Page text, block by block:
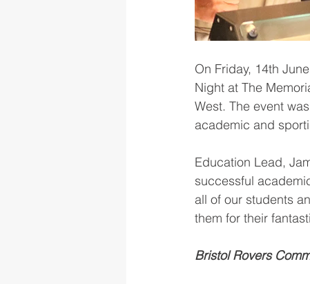
On Friday, 14th
Night at The
West. The event
academic and
Education Lead,
successful
all of our students
them for their
Bristol Rovers